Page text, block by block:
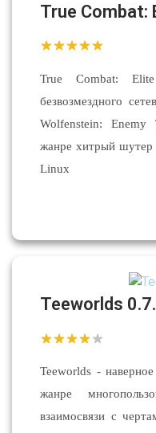
True Combat:
True Combat:
безвозмездного
Wolfenstein: Enemy
жанре хитрый шутер
Linux
Teeworlds
Teeworlds -
жанре
взаимосвязи с